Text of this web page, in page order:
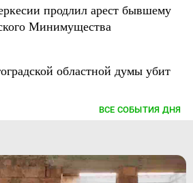
продлил арест бывшему
Минимущества
областной думы убит
ВСЕ СОБЫТИЯ ДНЯ